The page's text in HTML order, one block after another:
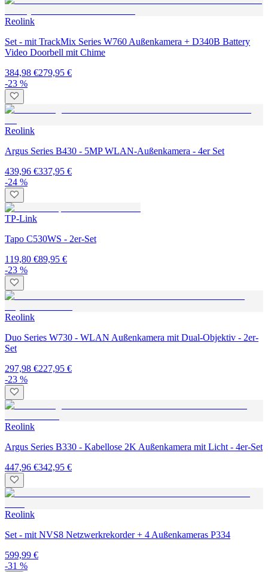
Reolink
Set - mit TrackMix Series W760 Außenkamera + D340B Battery
Video Doorbell mit Chime
384,98 €279,95 €
-23 %
Reolink
Argus Series B430 - 5MP WLAN-Außenkamera - 4er Set
439,96 €337,95 €
-24 %
TP-Link
Tapo C530WS - 2er-Set
119,80 €89,95 €
-23 %
Reolink
Duo Series W730 - WLAN Außenkamera mit Dual-Objektiv - 2er-
Set
297,98 €227,95 €
-23 %
Reolink
Argus Series B330 - Kabellose 2K Außenkamera mit Licht - 4er-Set
447,96 €342,95 €
Reolink
Set - mit NVS8 Netzwerkrekorder + 4 Außenkameras P334
599,99 €
-31 %